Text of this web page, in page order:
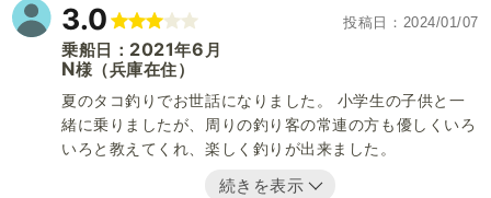
3.0 投稿日 2024/01/07
乗船日： 2021年6 月
N様 （兵庫在住）
夏のタコ釣りでお世話になりました。 小学生の子供と一
緒に乗りましたが、周りの釣り客の常連の方も優しくいろ
いろと教えてくれ、楽しく釣りが出来ました。
続きを表示